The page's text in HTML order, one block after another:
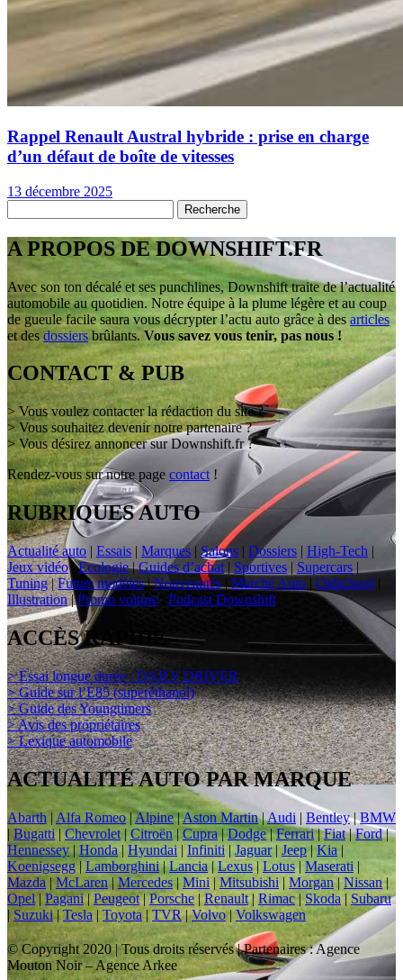
Rappel Renault Austral hybride : prise en charge
d’un défaut de boîte de vitesses
13 décembre 2025
A PROPOS DE DOWNSHIFT.FR
Avec son ton décalé et ses punchlines, Downshift traite de l’actualité
automobile au quotidien. Notre équipe à la plume légère et au coup
de gueule facile saura vous décrypter l’actu auto grâce à des articles
et des dossiers brûlants. Vous savez vous tenir, pas nous !
CONTACT & PUB
> Vous voulez contacter la rédaction du site ?
> Vous souhaitez devenir notre partenaire ?
> Vous désirez annoncer sur Downshift.fr ?
Rendez-vous sur notre page contact !
RUBRIQUES AUTO
Actualité auto | Essais | Marques |Salons | Dossiers | High-Tech |
Jeux vidéo|Ecologie|Guides d’achat | Sportives | Supercars |
Tuning|Futurs modèles|Nouveautés| Marché Auto | Oldschool |
Illustration|Promo voiture Podcast Downshift
ACCÈS RAPIDE
> Essai longue durée : DAILY DRIVER
> Guide sur l’E85 (superéthanol)
> Guide des Youngtimers
> Avis des propriétaires
> Lexique automobile
ACTUALITÉ AUTO PAR MARQUE
Abarth | Alfa Romeo|Alpine|Aston Martin|Audi | Bentley|BMW
| Bugatti|Chevrolet|Citroën |Cupra | Dodge|Ferrari|Fiat|Ford|
Hennessey| Honda| Hyundai |Infiniti | Jaguar| Jeep|Kia |
Koenigsegg|Lamborghini|Lancia|Lexus | Lotus| Maserati |
Mazda |McLaren|Mercedes | Mini | Mitsubishi | Morgan|Nissan|
Opel | Pagani|Peugeot|Porsche | Renault| Rimac|Skoda | Subaru
| Suzuki|Tesla| Toyota | TVR|Volvo|Volkswagen
© Copyright 2020 | Tous droits réservés | Partenaires : Agence
Mouton Noir – Agence Arkee